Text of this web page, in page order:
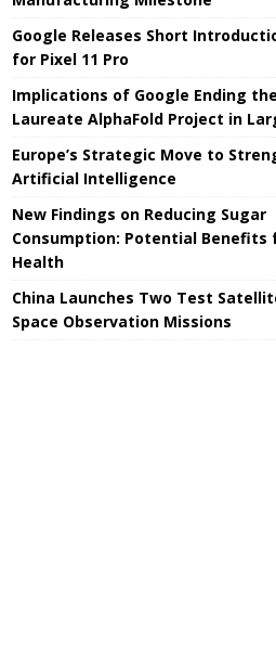
Google Releases Short
for Pixel 11 Pro
Implications of Google Ending
Laureate AlphaFold Project in
Europe’s Strategic Move to
Artificial Intelligence
New Findings on Reducing Sugar
Consumption: Potential Benefits
Health
China Launches Two Test
Space Observation Missions